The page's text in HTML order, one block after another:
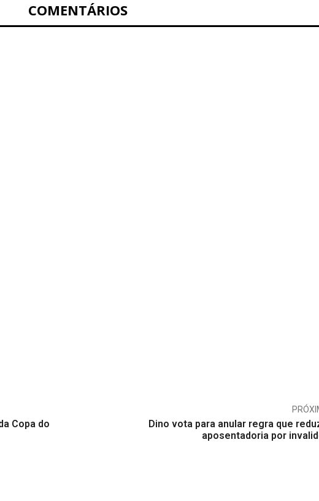
COMENTÁRIOS
Copa do
Dino vota para anular regra que
aposentadoria por